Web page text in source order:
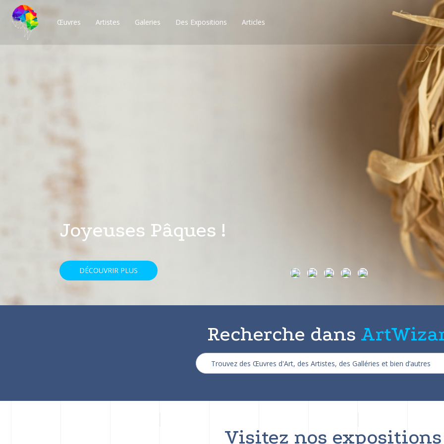
Œuvres Artistes Galeries Des Expositions Articles
Des milliers de possibilités, obtenez les
avec une réduction de 25%
DÉCOUVRIR PLUS
Recherche dans
Visitez nos expositions